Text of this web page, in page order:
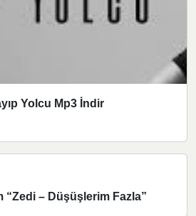
Yolcu Mp3 İndir
“Zedi – Düşüşlerim Fazla”